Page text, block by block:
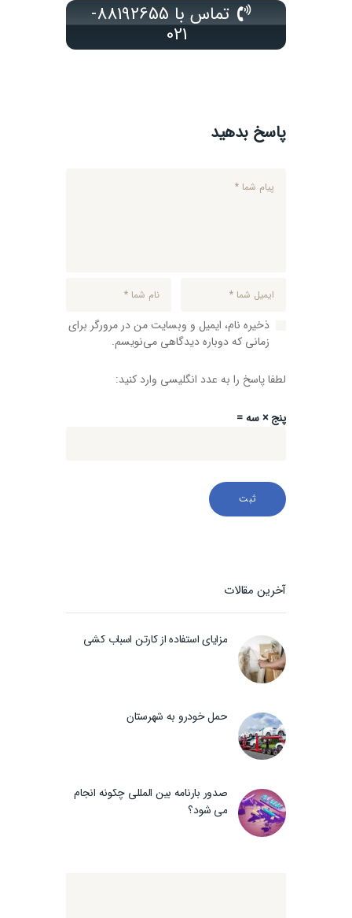
تماس با 88192655-
021
پاسخ بدهید
ذخیره نام، ایمیل و وبسایت من در مرورگر برای
زمانی که دوباره دیدگاهی می‌نویسم.
لطفا پاسخ را به عدد انگلیسی وارد کنید:
پنج × سه =
آخرین مقالات
مزایای استفاده از کارتن اسباب کشی
حمل خودرو به شهرستان
صدور بارنامه بین المللی چگونه انجام
می شود؟